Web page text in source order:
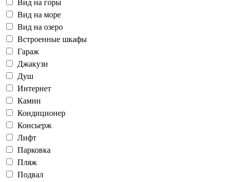
Вид на горы
Вид на море
Вид на озеро
Встроенные шкафы
Гараж
Джакузи
Душ
Интернет
Камин
Кондиционер
Консьерж
Лифт
Парковка
Пляж
Подвал